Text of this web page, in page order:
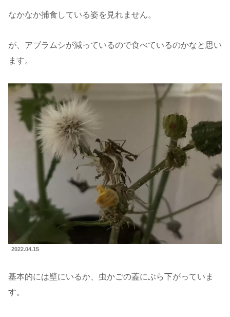
なかなか捕食している姿を見れません。
が、アブラムシが減っているので食べているのかなと思い
ます。
2022.04.15
基本的には壁にいるか、虫かごの蓋にぶら下がっていま
す。